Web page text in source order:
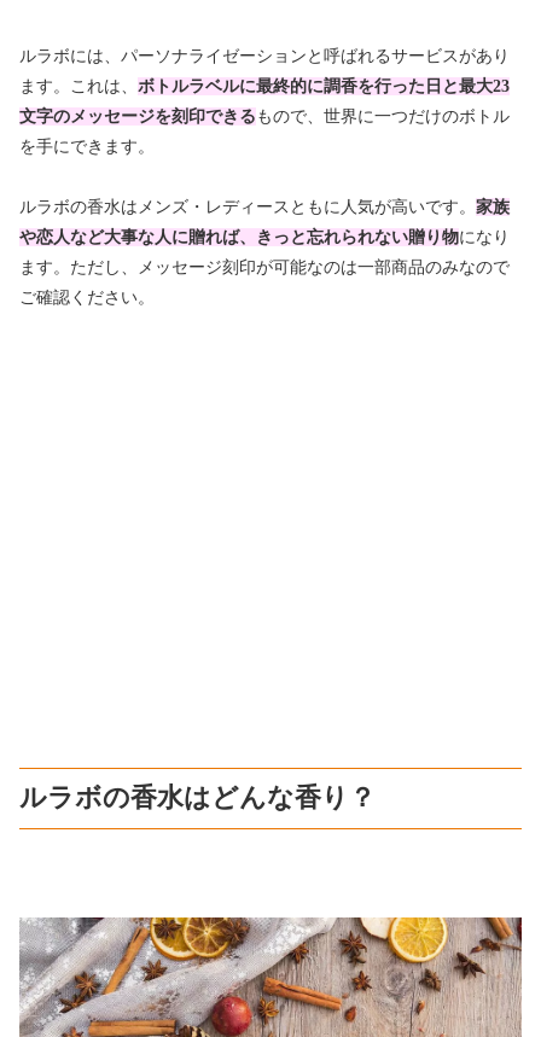
ルラボには、パーソナライゼーションと呼ばれるサービスがあり
ます。これは、 ボトルラベルに最終的に調香を行った日と最大23
文字のメッセージを刻印できる もので、世界に一つだけのボトル
を手にできます。
ルラボの香水はメンズ・レディースともに人気が高いです。 家族
や恋人など大事な人に贈れば、きっと忘れられない贈り物になり
ます。ただし、メッセージ刻印が可能なのは一部商品のみなので
ご確認ください。
ルラボの香水はどんな香り？